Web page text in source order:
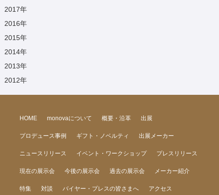
2017年
2016年
2015年
2014年
2013年
2012年
HOME monovaについて 概要・沿革 出展
プロデュース事例 ギフト・ノベルティ 出展メーカー
ニュースリリース イベント・ワークショップ プレスリリース
現在の展示会 今後の展示会 過去の展示会 メーカー紹介
特集 対談 バイヤー・プレスの皆さまへ アクセス